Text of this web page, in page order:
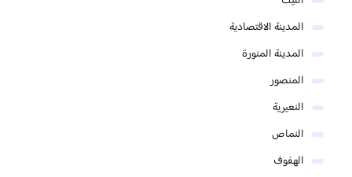
المدينة الاقتصادية
المدينة المنورة
المنصور
النعيرية
النماص
الهفوف